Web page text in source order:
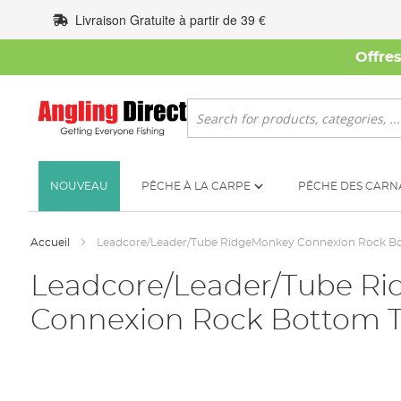
au
contenu
Livraison Gratuite à partir de 39 €
Rechercher
NOUVEAU PÊCHE À LA CARPE PÊCHE DES
Accueil Leadcore/Leader/Tube RidgeMonkey Connexion Rock
Leadcore/Leader/Tube
Connexion Rock Bottom